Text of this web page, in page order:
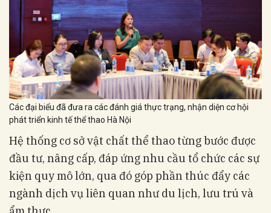
Các đại biểu đã đưa ra các đánh giá thực trạng, nhận diện cơ hội
phát triển kinh tế thể thao Hà Nội
Hệ thống cơ sở vật chất thể thao từng bước được
đầu tư, nâng cấp, đáp ứng nhu cầu tổ chức các sự
kiện quy mô lớn, qua đó góp phần thúc đẩy các
ngành dịch vụ liên quan như du lịch, lưu trú và